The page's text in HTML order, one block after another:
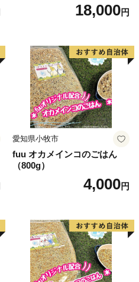
18,000円
愛知県小牧市
fuu オカメインコのごはん
（800g）
4,000円